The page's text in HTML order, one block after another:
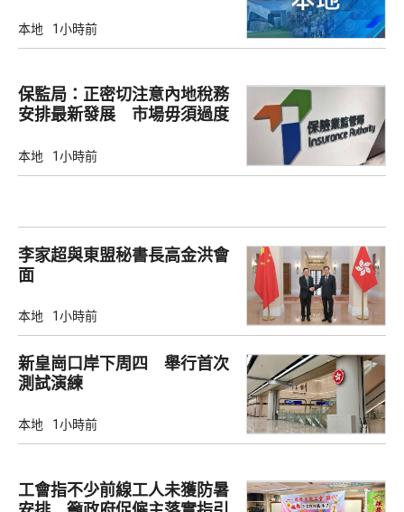
本地 1小時前
保監局：正密切注意內地稅務
安排最新發展 市場毋須過度
本地 1小時前
李家超與東盟秘書長高金洪會
面
本地 1小時前
新皇崗口岸下周四 舉行首次
測試演練
本地 1小時前
工會指不少前線工人未獲防暑